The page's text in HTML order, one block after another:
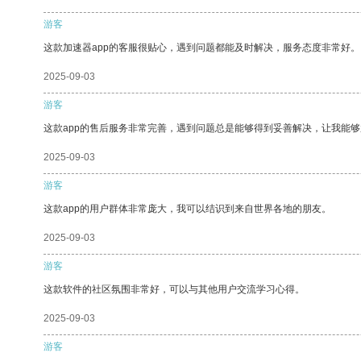
游客
这款加速器app的客服很贴心，遇到问题都能及时解决，服务态度非常好。
2025-09-03
游客
这款app的售后服务非常完善，遇到问题总是能够得到妥善解决，让我能够
2025-09-03
游客
这款app的用户群体非常庞大，我可以结识到来自世界各地的朋友。
2025-09-03
游客
这款软件的社区氛围非常好，可以与其他用户交流学习心得。
2025-09-03
游客